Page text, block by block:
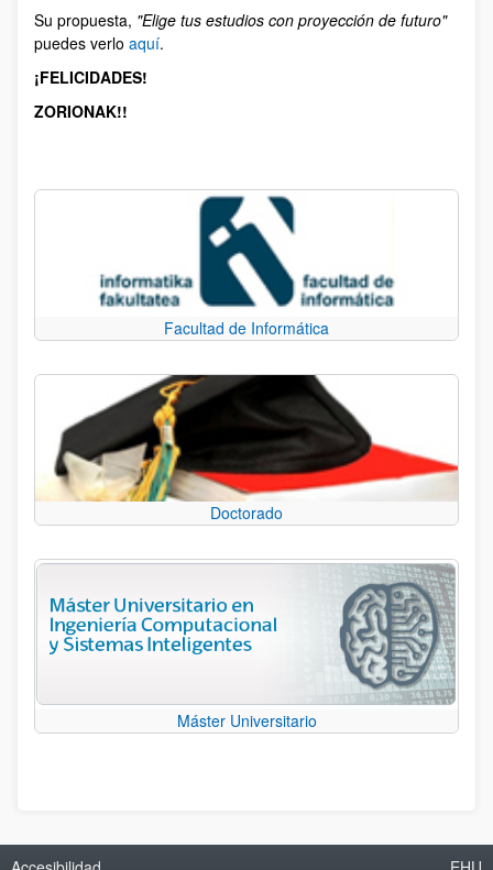
Su propuesta, "Elige tus estudios con proyección de futuro"
puedes verlo aquí.
¡FELICIDADES!
ZORIONAK!!
Facultad de Informática
Doctorado
Máster Universitario